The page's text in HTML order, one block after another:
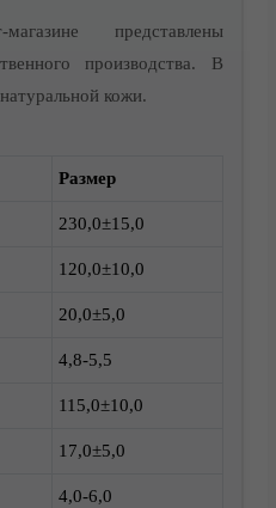
представлены
производства. В
кожи.
Размер
230,0±15,0
120,0±10,0
20,0±5,0
4,8-5,5
115,0±10,0
17,0±5,0
4,0-6,0